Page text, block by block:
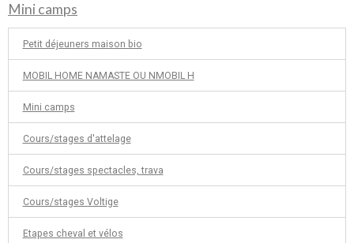
Mini camps
Petit déjeuners maison bio
MOBIL HOME NAMASTE OU NMOBIL H
Mini camps
Cours/stages d'attelage
Cours/stages spectacles, trava
Cours/stages Voltige
Etapes cheval et vélos